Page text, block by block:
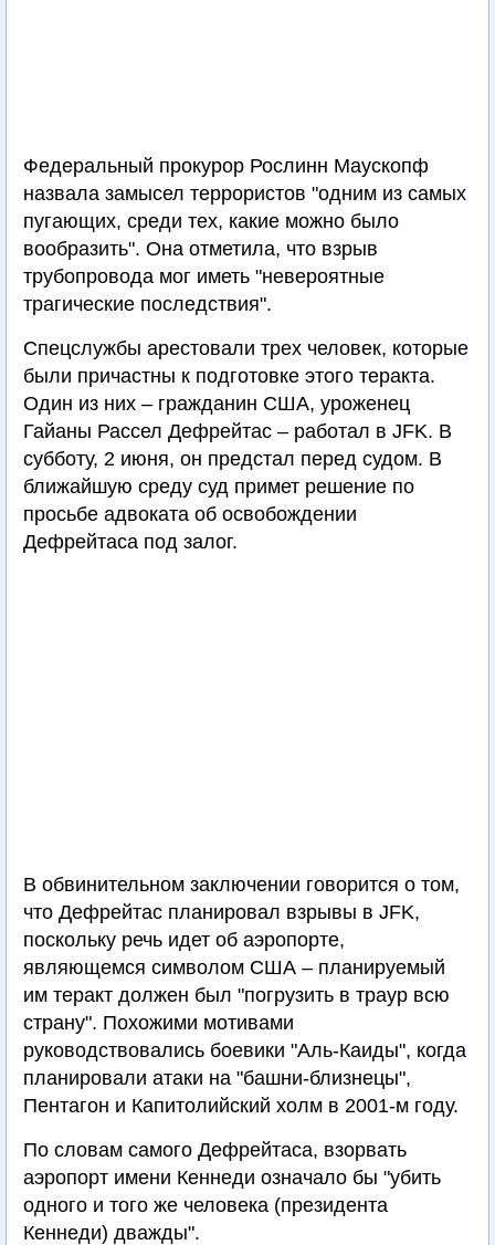
Федеральный прокурор Рослинн Маускопф
назвала замысел террористов "одним из самых
пугающих, среди тех, какие можно было
вообразить". Она отметила, что взрыв
трубопровода мог иметь "невероятные
трагические последствия".
Спецслужбы арестовали трех человек, которые
были причастны к подготовке этого теракта.
Один из них – гражданин США, уроженец
Гайаны Рассел Дефрейтас – работал в JFK. В
субботу, 2 июня, он предстал перед судом. В
ближайшую среду суд примет решение по
просьбе адвоката об освобождении
Дефрейтаса под залог.
В обвинительном заключении говорится о том,
что Дефрейтас планировал взрывы в JFK,
поскольку речь идет об аэропорте,
являющемся символом США – планируемый
им теракт должен был "погрузить в траур всю
страну". Похожими мотивами
руководствовались боевики "Аль-Каиды", когда
планировали атаки на "башни-близнецы",
Пентагон и Капитолийский холм в 2001-м году.
По словам самого Дефрейтаса, взорвать
аэропорт имени Кеннеди означало бы "убить
одного и того же человека (президента
Кеннеди) дважды".